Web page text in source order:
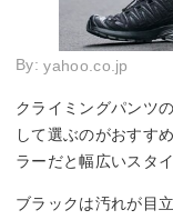
By:yahoo.co.jp
クライミングパンツ
して選ぶのがおすす
ラーだと幅広いスタ
ブラックは汚れが目